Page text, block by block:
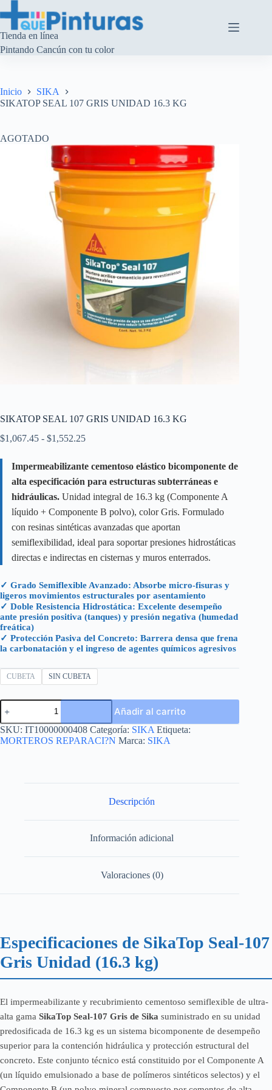
al
contenido
Tienda en línea
Pintando Cancún con tu color
Inicio
SIKA
SIKATOP SEAL 107 GRIS UNIDAD 16.3 KG
AGOTADO
SIKATOP SEAL 107 GRIS UNIDAD 16.3 KG
$1,067.45 - $1,552.25Rango
desde
$1,067.45
hasta
$1,552.25
Impermeabilizante cementoso elástico bicomponente de
alta especificación para estructuras subterráneas e
hidráulicas. Unidad integral de 16.3 kg (Componente A
líquido + Componente B polvo), color Gris. Formulado
con resinas sintéticas avanzadas que aportan
semiflexibilidad, ideal para soportar presiones hidrostáticas
directas e indirectas en cisternas y muros enterrados.
✓ Grado Semiflexible Avanzado: Absorbe micro-fisuras y
ligeros movimientos estructurales por asentamiento
✓ Doble Resistencia Hidrostática: Excelente desempeño
ante presión positiva (tanques) y presión negativa (humedad
freática)
✓ Protección Pasiva del Concreto: Barrera densa que frena
la carbonatación y el ingreso de agentes químicos agresivos
CUBETA SIN CUBETA
SIKATOP
SEAL
107
GRIS
UNIDAD
Añadir al carrito
SKU: IT10000000408 Categoría: SIKA Etiqueta:
MORTEROS REPARACI?N Marca: SIKA
Descripción
Información adicional
Valoraciones (0)
Especificaciones de SikaTop Seal-107
Gris Unidad (16.3 kg)
El impermeabilizante y recubrimiento cementoso semiflexible de ultra-
alta gama SikaTop Seal-107 Gris de Sika suministrado en su unidad
predosificada de 16.3 kg es un sistema bicomponente de desempeño
superior para la contención hidráulica y protección estructural del
concreto. Este conjunto técnico está constituido por el Componente A
(un líquido emulsionado a base de polímeros sintéticos selectos) y el